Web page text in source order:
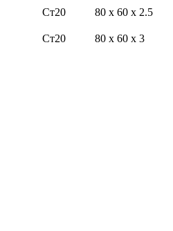
Ст20 80 x 60 x 2.5
Ст20 80 x 60 x 3